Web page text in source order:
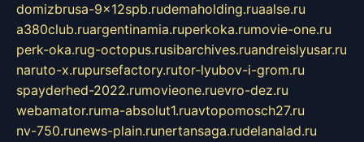
domizbrusa-9x12spb.rudemaholding.ruaalse.ru
a380club.ruargentinamia.ruperkoka.rumovie-one.ru
perk-oka.rug-octopus.rusibarchives.ruandreislyusar.ru
naruto-x.rupursefactory.rutor-lyubov-i-grom.ru
spayderhed-2022.rumovieone.ruevro-dez.ru
webamator.ruma-absolut1.ruavtopomosch27.ru
nv-750.runews-plain.runertansaga.rudelanalad.ru